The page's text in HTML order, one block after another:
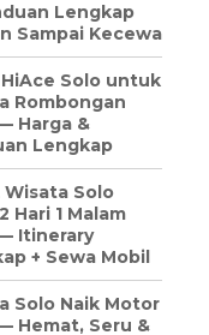
Lengkap
Sampai Kecewa
Solo untuk
Rombongan
Harga &
Lengkap
Wisata Solo
Hari 1 Malam
Itinerary
+ Sewa Mobil
Solo Naik Motor
Hemat, Seru &